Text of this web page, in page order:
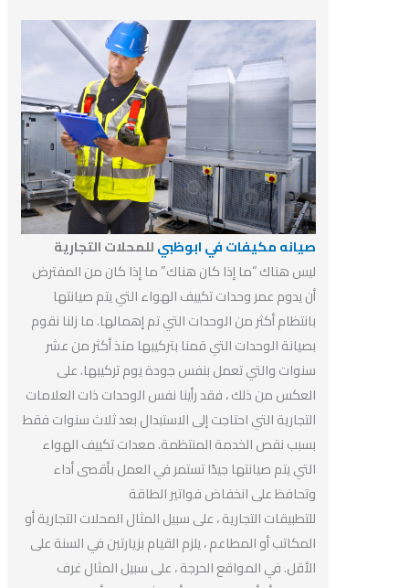
صيانه مكيفات في ابوظبيللمحلات التجارية
ليس هناك “ما إذا كان هناك” ما إذا كان من المفترض
أن يدوم عمر وحدات تكييف الهواء التي يتم صيانتها
بانتظام أكثر من الوحدات التي تم إهمالها. ما زلنا نقوم
بصيانة الوحدات التي قمنا بتركيبها منذ أكثر من عشر
سنوات والتي تعمل بنفس جودة يوم تركيبها. على
العكس من ذلك ، فقد رأينا نفس الوحدات ذات العلامات
التجارية التي احتاجت إلى الاستبدال بعد ثلاث سنوات فقط
بسبب نقص الخدمة المنتظمة. معدات تكييف الهواء
التي يتم صيانتها جيدًا تستمر في العمل بأقصى أداء
وتحافظ على انخفاض فواتير الطاقة
للتطبيقات التجارية ، على سبيل المثال المحلات التجارية أو
المكاتب أو المطاعم ، يلزم القيام بزيارتين في السنة على
الأقل. في المواقع الحرجة ، على سبيل المثال غرف